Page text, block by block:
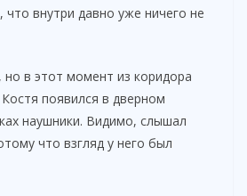
что внутри давно уже ничего не
в этот момент из коридора
появился в дверном
наушники. Видимо, слышал
что взгляд у него был